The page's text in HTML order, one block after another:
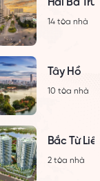
14 tòa nhà
Tây Hồ
10 tòa nhà
Bắc Từ
2 tòa nhà